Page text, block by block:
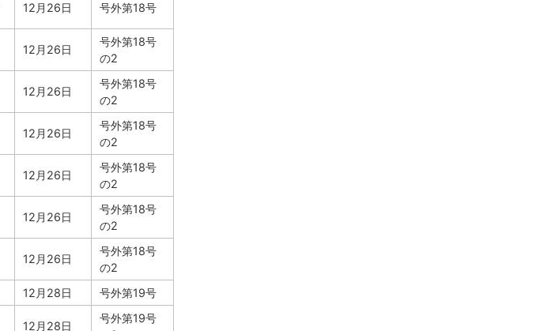
12月26日 号外第18号
12月26日
号外第18号
の2
12月26日
号外第18号
の2
12月26日
号外第18号
の2
12月26日
号外第18号
の2
12月26日
号外第18号
の2
12月26日
号外第18号
の2
12月28日
号外第19号
12月28日
号外第19号